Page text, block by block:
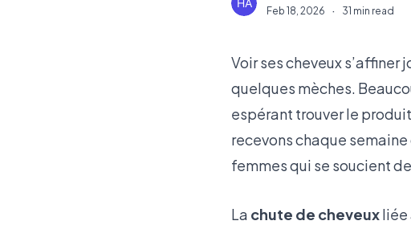
Feb 18, 2026 · 31 min read
Voir ses cheveux
quelques mèches.
espérant trouver le
recevons chaque
femmes qui se soucient
La chute de cheveuxliée